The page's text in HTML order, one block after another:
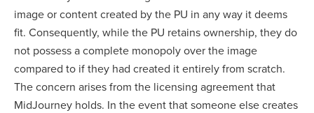
image or content created by the PU in any way it deems
fit. Consequently, while the PU retains ownership, they do
not possess a complete monopoly over the image
compared to if they had created it entirely from scratch.
The concern arises from the licensing agreement that
MidJourney holds. In the event that someone else creates